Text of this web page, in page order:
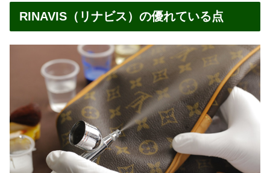
RINAVIS（リナビス）の優れている点